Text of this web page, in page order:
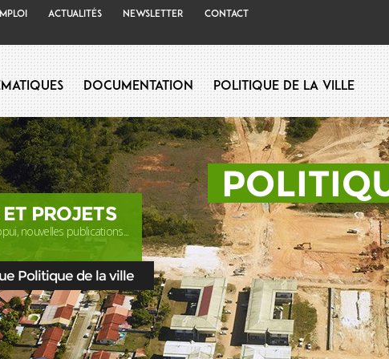
Actualités Newsletter Contact
Documentation Politique de la Ville
PROJETS
nouvelles publications...
Politique de la ville